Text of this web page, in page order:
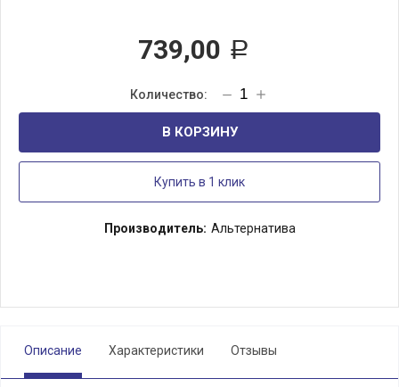
739,00 Р
В КОРЗИНУ
Купить в 1 клик
Производитель: Альтернатива
Описание Характеристики Отзывы